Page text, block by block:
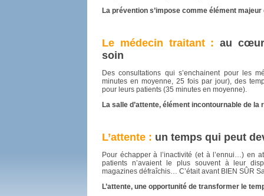
La prévention s’impose comme élément
Le médecin traitant : au
soin
Des consultations qui s’enchainent pour les
minutes en moyenne, 25 fois par jour), des
pour leurs patients (35 minutes en moyenne).
La salle d’attente, élément incontournable de
L’attente : un temps qui peut
Pour échapper à l’inactivité (et à l’ennui…) en
patients n’avaient le plus souvent à leur
magazines défraîchis… C’était avant BIEN SÛR
L’attente, une opportunité de transformer le